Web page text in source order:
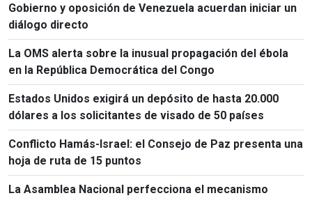
Gobierno y oposición de Venezuela acuerdan iniciar un
diálogo directo
La OMS alerta sobre la inusual propagación del ébola
en la República Democrática del Congo
Estados Unidos exigirá un depósito de hasta 20.000
dólares a los solicitantes de visado de 50 países
Conflicto Hamás-Israel: el Consejo de Paz presenta una
hoja de ruta de 15 puntos
La Asamblea Nacional perfecciona el mecanismo